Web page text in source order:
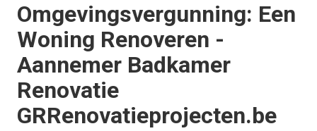
Omgevingsvergunning: Een
Woning Renoveren -
Aannemer Badkamer
Renovatie
GRRenovatieprojecten.be